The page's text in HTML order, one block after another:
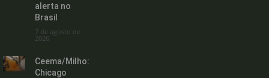
alerta no
Brasil
7 de agosto de
2026
Ceema/Milho:
Chicago